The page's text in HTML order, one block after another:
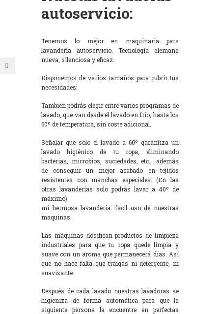
autoservicio:
Tenemos lo mejor en maquinaria para
lavandería autoservicio. Tecnología alemana
nueva, silenciosa y eficaz.
Disponemos de varios tamaños para cubrir tus
necesidades:
Tambien podrás elegir entre varios programas de
lavado, que van desde el lavado en frío, hasta los
60º de temperatura, sin coste adicional.
Señalar que solo el lavado a 60º garantiza un
lavado higiénico de tu ropa, eliminando
bacterias, microbios, suciedades, etc… además
de conseguir un mejor acabado en tejidos
resistentes con manchas especiales. (En las
otras lavanderías solo podrás lavar a 40º de
máximo)
mi hermosa lavandería: facil uso de nuestras
maquinas.
Las máquinas dosifican productos de limpieza
industriales para que tu ropa quede limpia y
suave con un aroma que permanecerá días. Así
que no hace falta que traigas ni detergente, ni
suavizante.
Después de cada lavado nuestras lavadoras se
higieniza de forma automática para que la
siguiente persona la encuentre en perfectas